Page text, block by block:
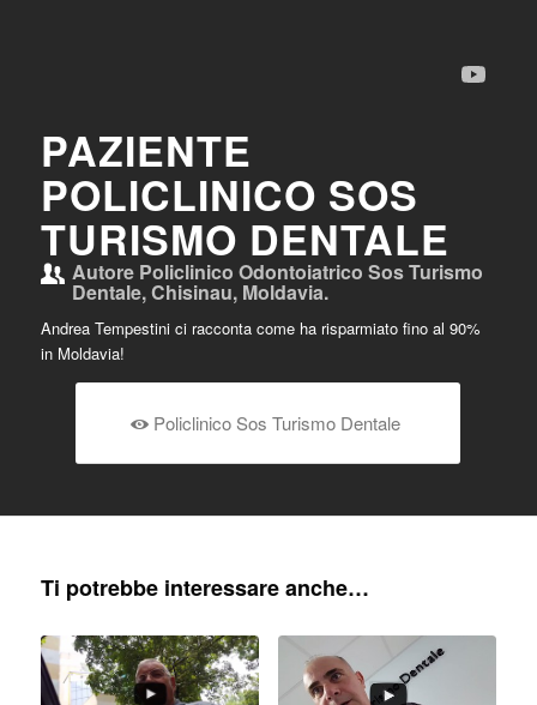
PAZIENTE
POLICLINICO SOS
TURISMO DENTALE
Autore Policlinico Odontoiatrico Sos Turismo
Dentale, Chisinau, Moldavia.
Andrea Tempestini ci racconta come ha risparmiato fino al 90%
in Moldavia!
Policlinico Sos Turismo Dentale
Ti potrebbe interessare anche…